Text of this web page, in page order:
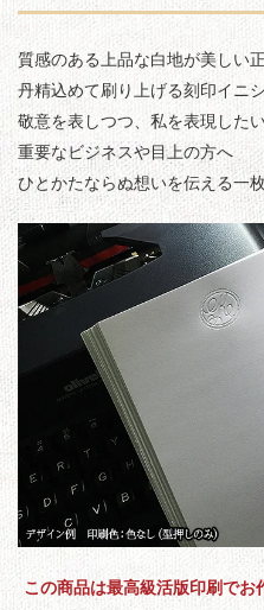
質感のある上品な白地が美しい
丹精込めて刷り上げる刻印イニ
敬意を表しつつ、私を表現した
重要なビジネスや目上の方へ
ひとかたならぬ想いを伝える一
この商品は最高級活版印刷でお